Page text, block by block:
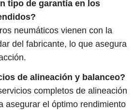
tipo de garantía en los
neumáticos vienen con la
del fabricante, lo que asegura
de alineación y balanceo?
completos de alineación
asegurar el óptimo rendimiento